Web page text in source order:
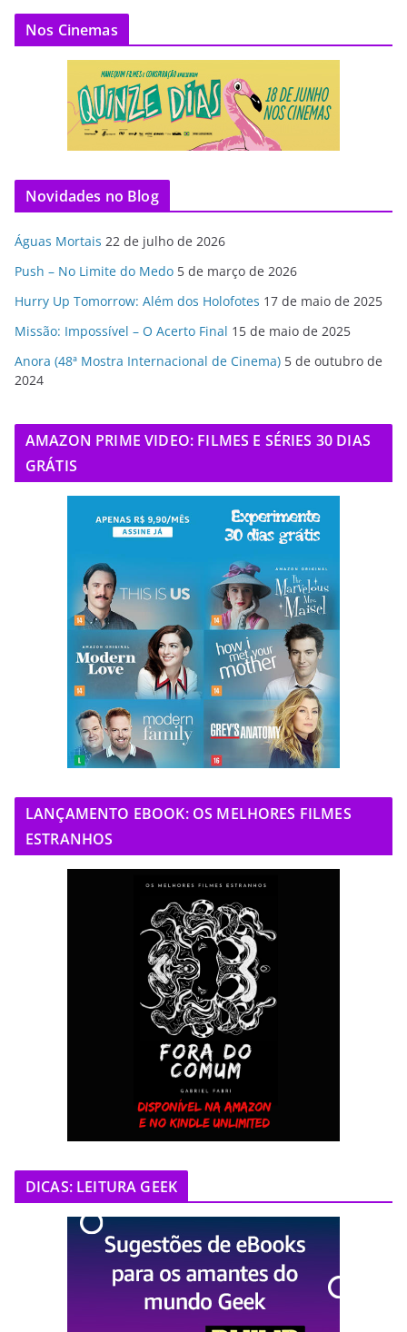
Nos Cinemas
Novidades no Blog
Águas Mortais 22 de julho de 2026
Push – No Limite do Medo 5 de março de 2026
Hurry Up Tomorrow: Além dos Holofotes 17 de maio de 2025
Missão: Impossível – O Acerto Final 15 de maio de 2025
Anora (48ª Mostra Internacional de Cinema) 5 de outubro de
2024
AMAZON PRIME VIDEO: FILMES E SÉRIES 30 DIAS
GRÁTIS
LANÇAMENTO EBOOK: OS MELHORES FILMES
ESTRANHOS
DICAS: LEITURA GEEK